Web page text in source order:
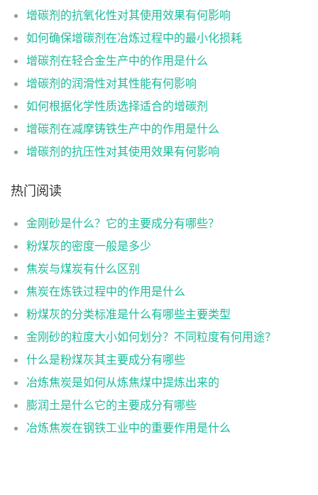
增碳剂的抗氧化性对其使用效果有何影响
如何确保增碳剂在冶炼过程中的最小化损耗
增碳剂在轻合金生产中的作用是什么
增碳剂的润滑性对其性能有何影响
如何根据化学性质选择适合的增碳剂
增碳剂在减摩铸铁生产中的作用是什么
增碳剂的抗压性对其使用效果有何影响
热门阅读
金刚砂是什么？它的主要成分有哪些？
粉煤灰的密度一般是多少
焦炭与煤炭有什么区别
焦炭在炼铁过程中的作用是什么
粉煤灰的分类标准是什么有哪些主要类型
金刚砂的粒度大小如何划分？不同粒度有何用途？
什么是粉煤灰其主要成分有哪些
冶炼焦炭是如何从炼焦煤中提炼出来的
膨润土是什么它的主要成分有哪些
冶炼焦炭在钢铁工业中的重要作用是什么